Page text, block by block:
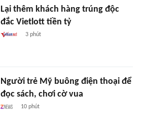
Lại thêm khách hàng trúng độc
đắc Vietlott tiền tỷ
3 phút
Người trẻ Mỹ buông điện thoại để
đọc sách, chơi cờ vua
10 phút